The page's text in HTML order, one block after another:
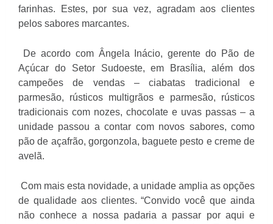
farinhas. Estes, por sua vez, agradam aos clientes
pelos sabores marcantes.
De acordo com Ângela Inácio, gerente do Pão de
Açúcar do Setor Sudoeste, em Brasília, além dos
campeões de vendas – ciabatas tradicional e
parmesão, rústicos multigrãos e parmesão, rústicos
tradicionais com nozes, chocolate e uvas passas – a
unidade passou a contar com novos sabores, como
pão de açafrão, gorgonzola, baguete pesto e creme de
avelã.
Com mais esta novidade, a unidade amplia as opções
de qualidade aos clientes. “Convido você que ainda
não conhece a nossa padaria a passar por aqui e